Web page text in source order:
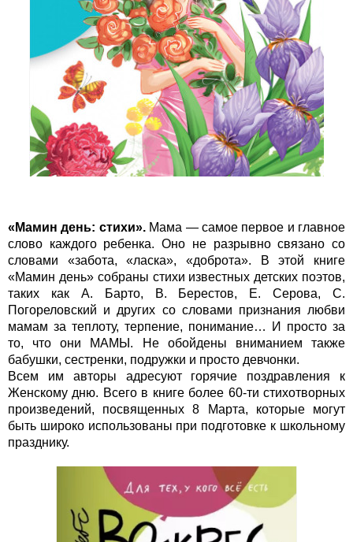
«Мамин день: стихи». Мама — самое первое и главное
слово каждого ребенка. Оно не разрывно связано со
словами «забота, «ласка», «доброта». В этой книге
«Мамин день» собраны стихи известных детских поэтов,
таких как А. Барто, В. Берестов, Е. Серова, С.
Погореловский и других со словами признания любви
мамам за теплоту, терпение, понимание… И просто за
то, что они МАМЫ. Не обойдены вниманием также
бабушки, сестренки, подружки и просто девчонки.
Всем им авторы адресуют горячие поздравления к
Женскому дню. Всего в книге более 60-ти стихотворных
произведений, посвященных 8 Марта, которые могут
быть широко использованы при подготовке к школьному
празднику.